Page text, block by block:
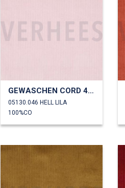
GEWASCHEN CORD 4.5W
05130.046 HELL LILA
100%CO